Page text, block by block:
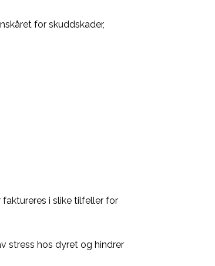
for skuddskader,
i slike tilfeller for
stress hos dyret og hindrer